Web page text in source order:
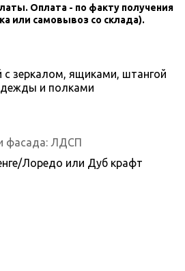
Оплата - по факту получения
или самовывоз со склада).
зеркалом, ящиками, штангой
и полками
фасада: ЛДСП
Лоредо или Дуб крафт